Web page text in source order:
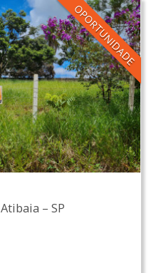
OPORTUNIDADE
Atibaia – SP